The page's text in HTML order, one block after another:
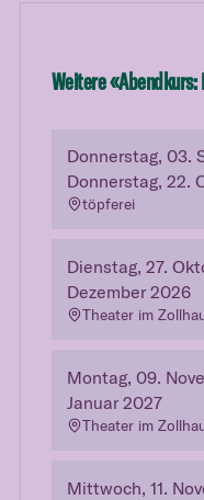
Weitere «Abendkurs:
Donnerstag, 03.
Donnerstag, 22.
töpferei
Dienstag, 27.
Dezember 2026
Theater im
Montag, 09.
Januar 2027
Theater im
Mittwoch, 11.